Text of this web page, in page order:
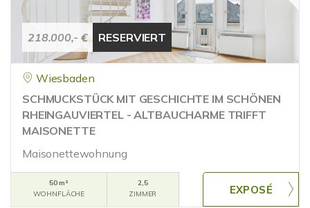
218.000,- € RESERVIERT
Wiesbaden
SCHMUCKSTÜCK MIT GESCHICHTE IM SCHÖNEN
RHEINGAUVIERTEL - ALTBAUCHARME TRIFFT
MAISONETTE
Maisonettewohnung
50 m²
WOHNFLÄCHE
2,5
ZIMMER